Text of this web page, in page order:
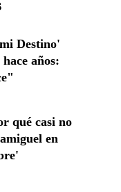
Destino'
años:
qué casi no
en